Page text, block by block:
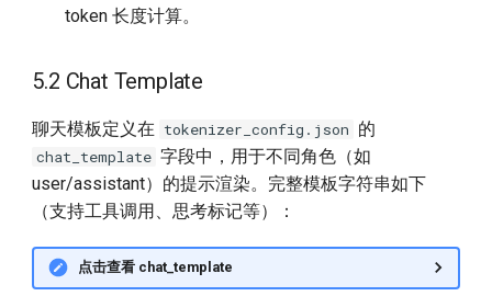
token 长度计算。
5.2 Chat Template
聊天模板定义在 tokenizer_config.json 的
chat_template 字段中，用于不同角色（如
user/assistant）的提示渲染。完整模板字符串如下
（支持工具调用、思考标记等）：
点击查看 chat_template